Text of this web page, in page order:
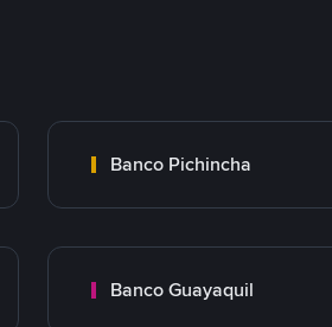
Banco Pichincha
Banco Guayaquil